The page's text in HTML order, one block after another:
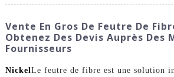
Vente En Gros De Feutre De
Obtenez Des Devis Auprès Des
Fournisseurs
NickelLe feutre de fibre est une solution